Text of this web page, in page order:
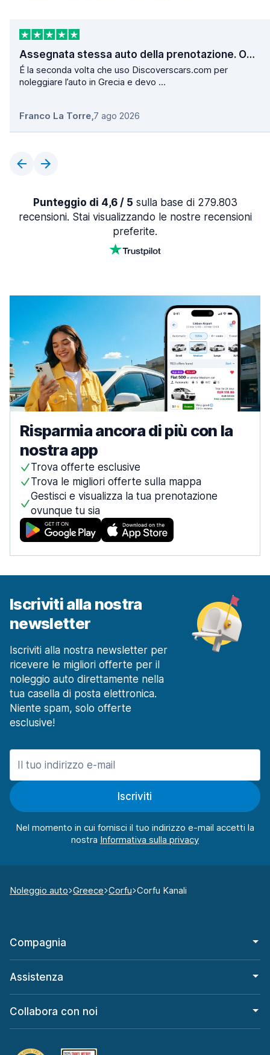
Assegnata stessa auto della prenotazione. Operazioni di ritiro e consegna velocissime.
É la seconda volta che uso Discoverscars.com per
noleggiare l’auto in Grecia e devo ...
Franco La Torre,7 ago 2026
Punteggio di 4,6 / 5 sulla base di 279.803
recensioni. Stai visualizzando le nostre recensioni
preferite.
Risparmia ancora di più con la
nostra app
Trova offerte esclusive
Trova le migliori offerte sulla mappa
Gestisci e visualizza la tua prenotazione
ovunque tu sia
Iscriviti alla nostra
newsletter
Iscriviti alla nostra newsletter per
ricevere le migliori offerte per il
noleggio auto direttamente nella
tua casella di posta elettronica.
Niente spam, solo offerte
esclusive!
Iscriviti
Nel momento in cui fornisci il tuo indirizzo e-mail accetti la
nostra
Noleggio auto Greece Corfu Corfu Kanali
Compagnia
Assistenza
Collabora con noi